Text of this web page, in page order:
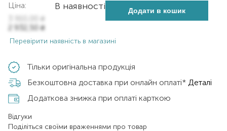
Ціна:
₴
2 932,50₴
В наявності Додати в кошик
Перевірити наявність в магазині
Тільки оригінальна продукція
Безкоштовна доставка при онлайн оплаті* Деталі
Додаткова знижка при оплаті карткою
Відгуки
Поділіться своїми враженнями про товар